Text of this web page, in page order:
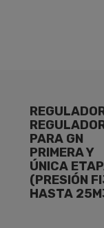
PARA GN
PRIMERA Y
ÚNICA
(PRESIÓN
HASTA